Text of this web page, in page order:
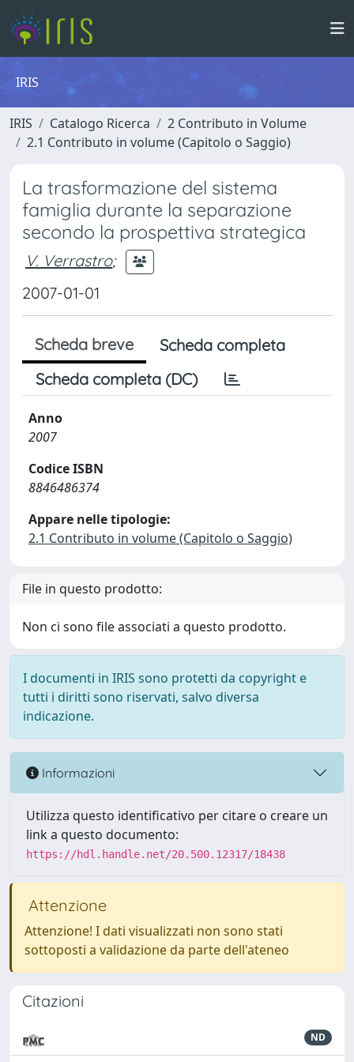
IRIS
IRIS Catalogo Ricerca
2 Contributo in Volume
2.1 Contributo in volume (Capitolo o Saggio)
La trasformazione del sistema
famiglia durante la separazione
secondo la prospettiva strategica
V. Verrastro;
2007-01-01
Scheda breve
Scheda completa
Scheda completa (DC)
Anno
2007
Codice ISBN
8846486374
Appare nelle tipologie:
2.1 Contributo in volume (Capitolo o Saggio)
File in questo prodotto:
Non ci sono file associati a questo prodotto.
I documenti in IRIS sono protetti da copyright e
tutti i diritti sono riservati, salvo diversa
indicazione.
Informazioni
Utilizza questo identificativo per citare o creare un
link a questo documento:
https://hdl.handle.net/20.500.12317/18438
Attenzione
Attenzione! I dati visualizzati non sono stati
sottoposti a validazione da parte dell'ateneo
Citazioni
ND